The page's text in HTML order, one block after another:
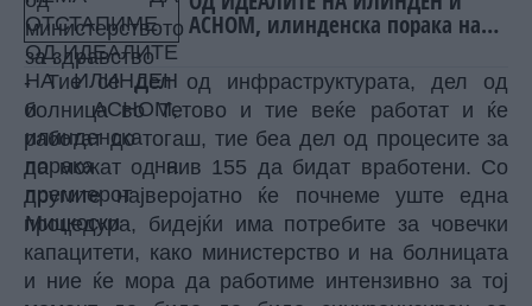
АСНОМ, илинденска порака на
- Тие се дел од инфраструктурата, дел од
болница во Тетово и тие веќе работат и ќе
работат до тогаш, тие беа дел од процесите за
да можат од нив 155 да бидат вработени. Со
другите најверојатно ќе почнеме уште една
процедура, бидејќи има потребите за човечки
капацитети, како министерство и на болницата
и ние ќе мора да работиме интензивно за тој